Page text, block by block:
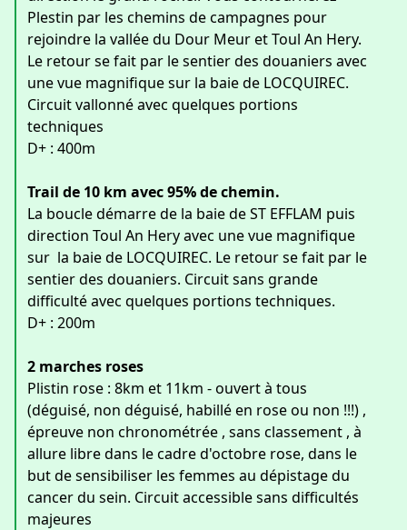
Plestin par les chemins de campagnes pour
rejoindre la vallée du Dour Meur et Toul An Hery.
Le retour se fait par le sentier des douaniers avec
une vue magnifique sur la baie de LOCQUIREC.
Circuit vallonné avec quelques portions
techniques
D+ : 400m
Trail de 10 km avec 95% de chemin.
La boucle démarre de la baie de ST EFFLAM puis
direction Toul An Hery avec une vue magnifique
sur la baie de LOCQUIREC. Le retour se fait par le
sentier des douaniers. Circuit sans grande
difficulté avec quelques portions techniques.
D+ : 200m
2 marches roses
Plistin rose : 8km et 11km - ouvert à tous
(déguisé, non déguisé, habillé en rose ou non !!!) ,
épreuve non chronométrée , sans classement , à
allure libre dans le cadre d'octobre rose, dans le
but de sensibiliser les femmes au dépistage du
cancer du sein. Circuit accessible sans difficultés
majeures